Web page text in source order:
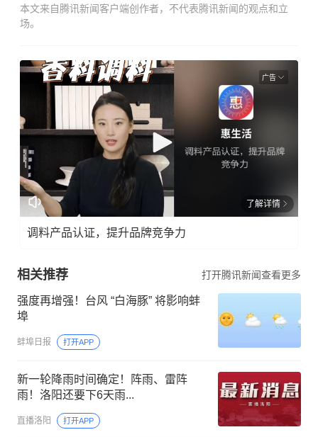
本文来自腾讯新闻客户端创作者，不代表腾讯新闻的观点和立
场。
广告
了解详情
调料产品认证，提升品牌竞争力
相关推荐 打开腾讯新闻查看更多
强度再增强！台风 “白海豚” 将影响蚌
埠
蚌埠日报 打开APP
新一轮降雨时间确定！阵雨、雷阵
雨！洛阳还要下6天雨...
直播洛阳 打开APP